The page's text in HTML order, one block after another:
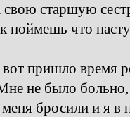
свою старшую
поймешь что
пришло время
не было
бросили и я в